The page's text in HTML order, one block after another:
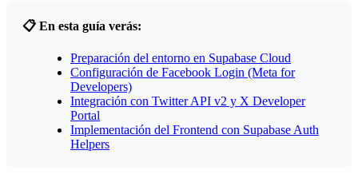
📋 En esta guía verás:
Preparación del entorno en Supabase Cloud
Configuración de Facebook Login (Meta for
Developers)
Integración con Twitter API v2 y X Developer
Portal
Implementación del Frontend con Supabase Auth
Helpers